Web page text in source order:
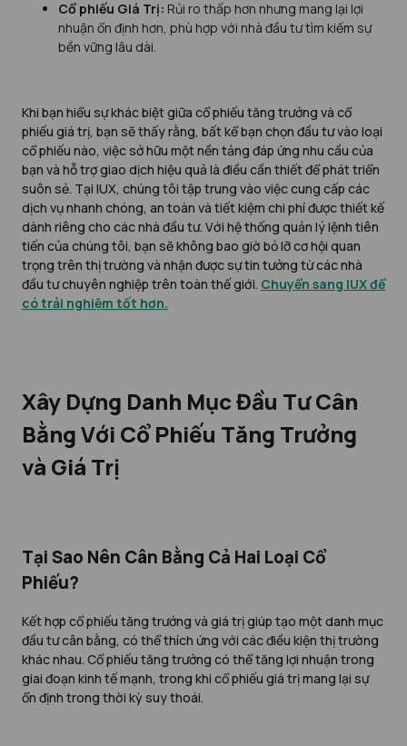
Cổ phiếu Giá Trị: Rủi ro thấp hơn nhưng mang lại lợi
nhuận ổn định hơn, phù hợp với nhà đầu tư tìm kiếm sự
bền vững lâu dài.
Khi bạn hiểu sự khác biệt giữa cổ phiếu tăng trưởng và cổ
phiếu giá trị, bạn sẽ thấy rằng, bất kể bạn chọn đầu tư vào loại
cổ phiếu nào, việc sở hữu một nền tảng đáp ứng nhu cầu của
bạn và hỗ trợ giao dịch hiệu quả là điều cần thiết để phát triển
suôn sẻ. Tại IUX, chúng tôi tập trung vào việc cung cấp các
dịch vụ nhanh chóng, an toàn và tiết kiệm chi phí được thiết kế
dành riêng cho các nhà đầu tư. Với hệ thống quản lý lệnh tiên
tiến của chúng tôi, bạn sẽ không bao giờ bỏ lỡ cơ hội quan
trọng trên thị trường và nhận được sự tin tưởng từ các nhà
đầu tư chuyên nghiệp trên toàn thế giới. Chuyển sang IUX để
có trải nghiệm tốt hơn.
Xây Dựng Danh Mục Đầu Tư Cân
Bằng Với Cổ Phiếu Tăng Trưởng
và Giá Trị
Tại Sao Nên Cân Bằng Cả Hai Loại Cổ
Phiếu?
Kết hợp cổ phiếu tăng trưởng và giá trị giúp tạo một danh mục
đầu tư cân bằng, có thể thích ứng với các điều kiện thị trường
khác nhau. Cổ phiếu tăng trưởng có thể tăng lợi nhuận trong
giai đoạn kinh tế mạnh, trong khi cổ phiếu giá trị mang lại sự
ổn định trong thời kỳ suy thoái.